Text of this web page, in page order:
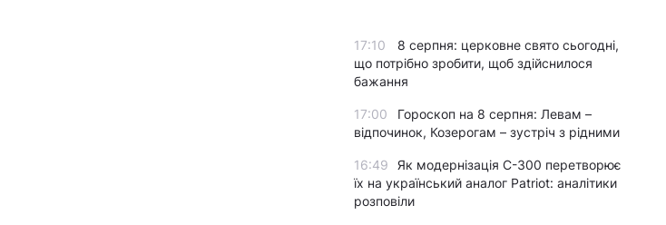
17:10
8 серпня: церковне свято сьогодні,
що потрібно зробити, щоб здійснилося
бажання
17:00
Гороскоп на 8 серпня: Левам –
відпочинок, Козерогам – зустріч з рідними
16:49
Як модернізація С-300 перетворює
їх на український аналог Patriot: аналітики
розповіли